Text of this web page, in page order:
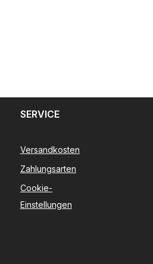
SERVICE
Versandkosten
Zahlungsarten
Cookie-
Einstellungen